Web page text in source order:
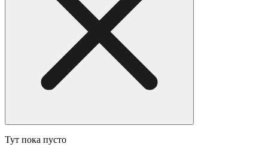
Тут пока пусто